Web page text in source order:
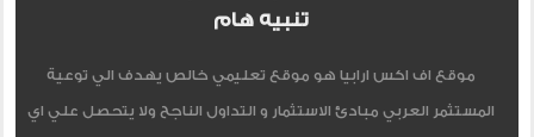
تنبيه هام
موقع اف اكس ارابيا هو موقع تعليمي خالص يهدف الي توعية
المستثمر العربي مبادئ الاستثمار و التداول الناجح ولا يتحصل علي اي